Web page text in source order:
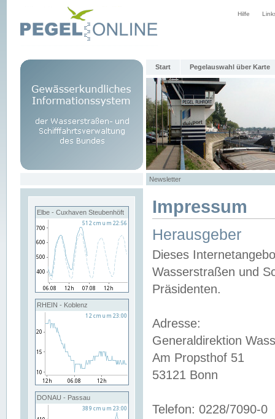
Hilfe
Start Pegelauswahl über Karte
Newsletter
Elbe - Cuxhaven Steubenhöft
RHEIN - Koblenz
DONAU - Passau
Impressum
Herausgeber
Dieses
Wasserstraßen und
Präsidenten.
Adresse:
Generaldirektion
Am Propsthof 51
53121 Bonn
Telefon: 0228/7090-0